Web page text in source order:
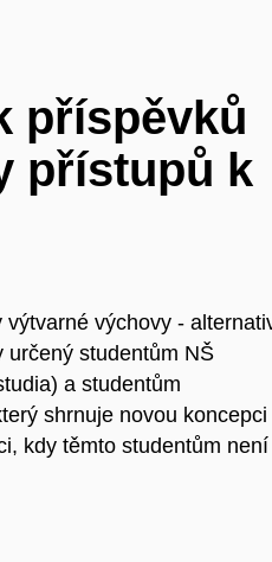
příspěvků
přístupů k
výchovy -
určený studentům NŠ
a studentům
shrnuje novou koncepci
kdy těmto studentům není